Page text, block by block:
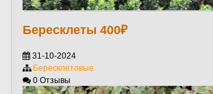
Бересклеты 400₽
31-10-2024
Бересклетовые
0 Отзывы